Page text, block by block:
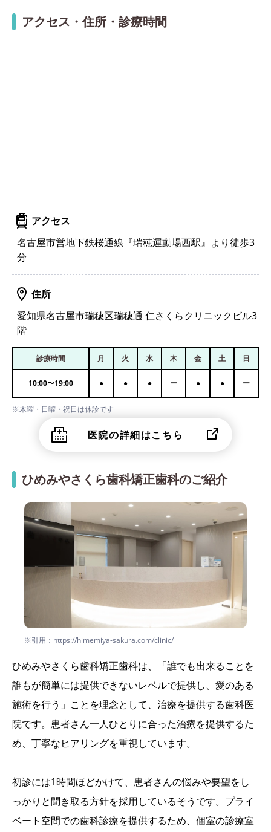
アクセス・住所・診療時間
アクセス
名古屋市営地下鉄桜通線『瑞穂運動場西駅』より徒歩3
分
住所
愛知県名古屋市瑞穂区瑞穂通 仁さくらクリニックビル3
階
診療時間 月 火 水 木 金 土 日
10:00〜19:00 ● ● ● ー ● ● ー
※木曜・日曜・祝日は休診です
医院の詳細はこちら
ひめみやさくら歯科矯正歯科のご紹介
※引用：https://himemiya-sakura.com/clinic/
ひめみやさくら歯科矯正歯科は、「誰でも出来ることを
誰もが簡単には提供できないレベルで提供し、愛のある
施術を行う」ことを理念として、治療を提供する歯科医
院です。患者さん一人ひとりに合った治療を提供するた
め、丁寧なヒアリングを重視しています。
初診には1時間ほどかけて、患者さんの悩みや要望をし
っかりと聞き取る方針を採用しているそうです。プライ
ベート空間での歯科診療を提供するため、個室の診療室